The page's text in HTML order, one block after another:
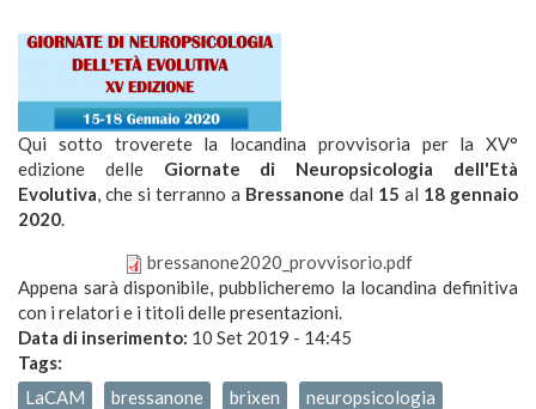
Qui sotto troverete la locandina provvisoria per la XV°
edizione delle Giornate di Neuropsicologia dell'Età
Evolutiva, che si terranno a Bressanone dal 15 al 18 gennaio
2020.
bressanone2020_provvisorio.pdf
bressanone2020_provvisorio.pdf
Appena sarà disponibile, pubblicheremo la locandina definitiva
con i relatori e i titoli delle presentazioni.
Data di inserimento: 10 Set 2019 - 14:45
Tags:
LaCAM
bressanone brixen
neuropsicologia